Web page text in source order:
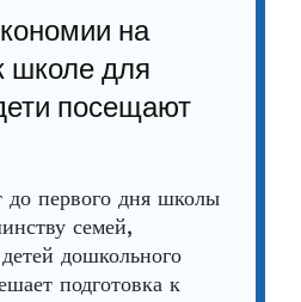
на
школе для
посещают
до первого дня школы
семей,
дошкольного
подготовка к